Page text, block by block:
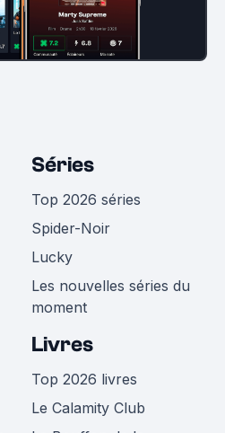
Séries
Top 2026 séries
Spider-Noir
Lucky
Les nouvelles séries du
moment
Livres
Top 2026 livres
Le Calamity Club